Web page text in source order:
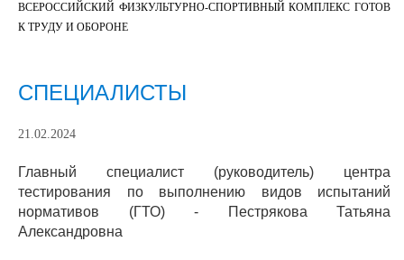
ВСЕРОССИЙСКИЙ ФИЗКУЛЬТУРНО-СПОРТИВНЫЙ КОМПЛЕКС ГОТОВ
К ТРУДУ И ОБОРОНЕ
СПЕЦИАЛИСТЫ
21.02.2024
Главный специалист (руководитель) центра
тестирования по выполнению видов испытаний
нормативов (ГТО) - Пестрякова Татьяна
Александровна